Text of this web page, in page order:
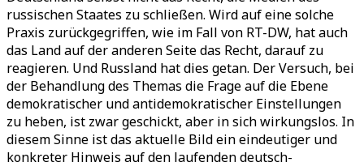
russischen Staates zu schließen. Wird auf eine solche
Praxis zurückgegriffen, wie im Fall von RT-DW, hat auch
das Land auf der anderen Seite das Recht, darauf zu
reagieren. Und Russland hat dies getan. Der Versuch, bei
der Behandlung des Themas die Frage auf die Ebene
demokratischer und antidemokratischer Einstellungen
zu heben, ist zwar geschickt, aber in sich wirkungslos. In
diesem Sinne ist das aktuelle Bild ein eindeutiger und
konkreter Hinweis auf den laufenden deutsch-